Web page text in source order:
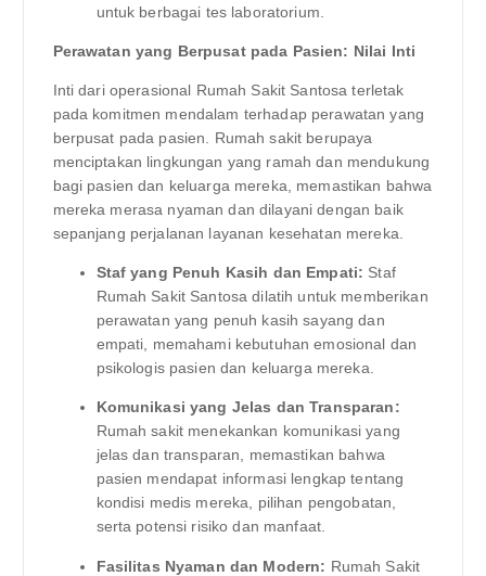
untuk berbagai tes laboratorium.
Perawatan yang Berpusat pada Pasien: Nilai Inti
Inti dari operasional Rumah Sakit Santosa terletak
pada komitmen mendalam terhadap perawatan yang
berpusat pada pasien. Rumah sakit berupaya
menciptakan lingkungan yang ramah dan mendukung
bagi pasien dan keluarga mereka, memastikan bahwa
mereka merasa nyaman dan dilayani dengan baik
sepanjang perjalanan layanan kesehatan mereka.
Staf yang Penuh Kasih dan Empati: Staf
Rumah Sakit Santosa dilatih untuk memberikan
perawatan yang penuh kasih sayang dan
empati, memahami kebutuhan emosional dan
psikologis pasien dan keluarga mereka.
Komunikasi yang Jelas dan Transparan:
Rumah sakit menekankan komunikasi yang
jelas dan transparan, memastikan bahwa
pasien mendapat informasi lengkap tentang
kondisi medis mereka, pilihan pengobatan,
serta potensi risiko dan manfaat.
Fasilitas Nyaman dan Modern: Rumah Sakit